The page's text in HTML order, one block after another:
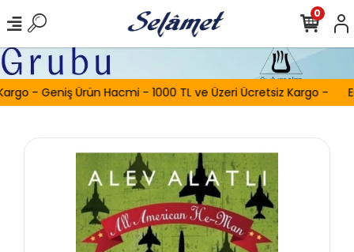
- Geniş Ürün Hacmi - 1000 TL ve Üzeri Ücretsiz Kargo -
0